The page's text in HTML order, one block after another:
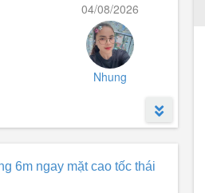
căn...
04/08/2026
Nhung
phố.
6m ngay mặt cao tốc thái